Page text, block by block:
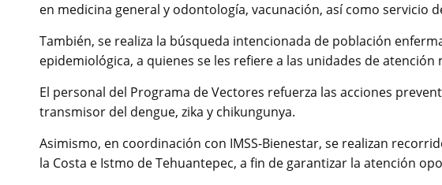
en medicina general y odontología, vacunación, así como servicio
También, se realiza la búsqueda intencionada de población
epidemiológica, a quienes se les refiere a las unidades de
El personal del Programa de Vectores refuerza las acciones
transmisor del dengue, zika y chikungunya.
Asimismo, en coordinación con IMSS-Bienestar, se realizan
la Costa e Istmo de Tehuantepec, a fin de garantizar la atención